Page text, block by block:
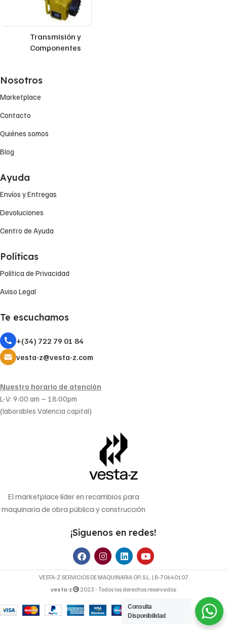
Transmisión y
Componentes
Nosotros
Marketplace
Contacto
Quiénes somos
Blog
Ayuda
Envíos y Entregas
Devoluciones
Centro de Ayuda
Políticas
Política de Privacidad
Aviso Legal
Te escuchamos
+(34) 722 79 01 84
vesta-z@vesta-z.com
Nuestro horario de atención
L-V: 9:00 am – 18:00pm
(laborables Valencia capital)
El marketplace líder en recambios para
maquinaria de obra pública y construcción
¡Síguenos en redes!
VESTA-Z SERVICIOS DE MAQUINARIA OP, S.L. | B-70640107
vesta-z
2023 - Todos los derechos reservados.
Consulta
Disponibilidad